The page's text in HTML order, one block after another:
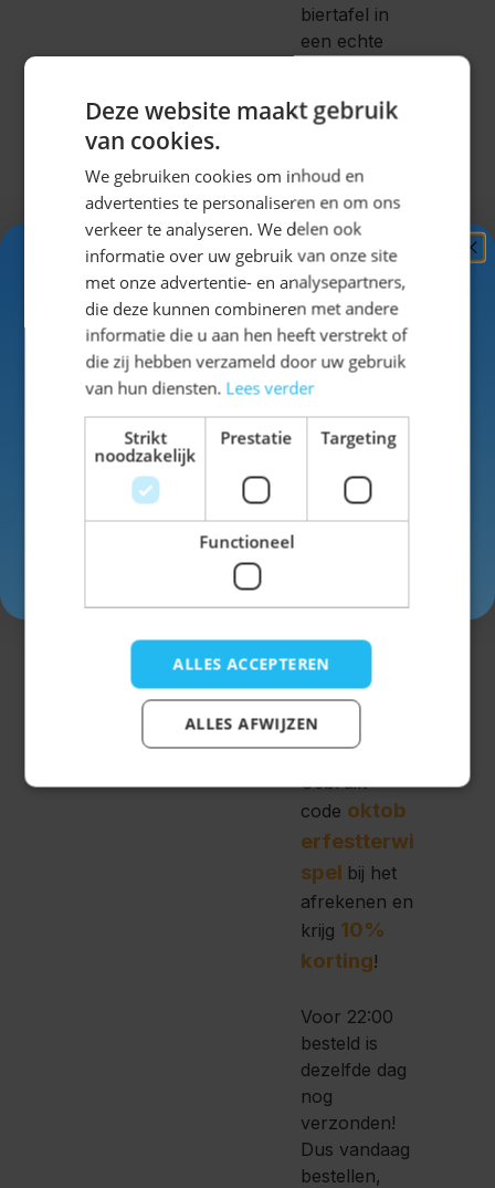
biertafel in
een echte
Wildleder?
Stel
gemakkelijk je
hele outfit
samenop de
site!
Voor de
hebben we
lederhosen
ook een
Dirndls in
bijna elke
kleur, lengte
en design.
Gebruik
code oktob
erfestterwi
spel bij het
afrekenen en
krijg 10%
korting!
Voor 22:00
besteld is
dezelfde dag
nog
verzonden!
Dus vandaag
bestellen,
Deze website maakt gebruik
van cookies.
We gebruiken cookies om inhoud en
advertenties te personaliseren en om ons
verkeer te analyseren. We delen ook
informatie over uw gebruik van onze site
met onze advertentie- en analysepartners,
die deze kunnen combineren met andere
informatie die u aan hen heeft verstrekt of
die zij hebben verzameld door uw gebruik
van hun diensten. Lees verder
Strikt
noodzakelijk
Prestatie Targeting
Functioneel
ALLES ACCEPTEREN
ALLES AFWIJZEN
Ontvang5%
KORTING!
Schrijf je nuin voor de nieuwsbrief en ontvang toegang
tot exclusieve kortingen!
Voor- en achternaam
Inschrijven